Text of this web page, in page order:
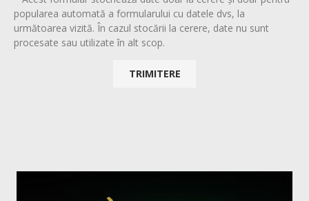
popularea automată a formularului cu datele dvs, la
următoarea vizită. În cazul stocării la cerere, date nu sunt
procesate sau utilizate în alt scop.